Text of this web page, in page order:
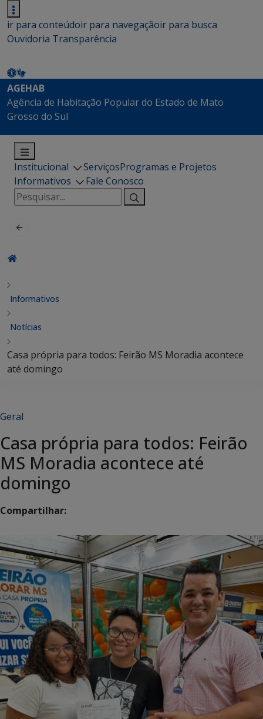
ir para conteúdoir para navegaçãoir para busca
Ouvidoria Transparência
AGEHAB
Agência de Habitação Popular do Estado de Mato
Grosso do Sul
Institucional ServiçosProgramas e Projetos
Informativos
Fale Conosco
Pesquisar
por:
Informativos
Notícias
Casa própria para todos: Feirão MS Moradia acontece
até domingo
Geral
Casa própria para todos: Feirão
MS Moradia acontece até
domingo
Compartilhar: